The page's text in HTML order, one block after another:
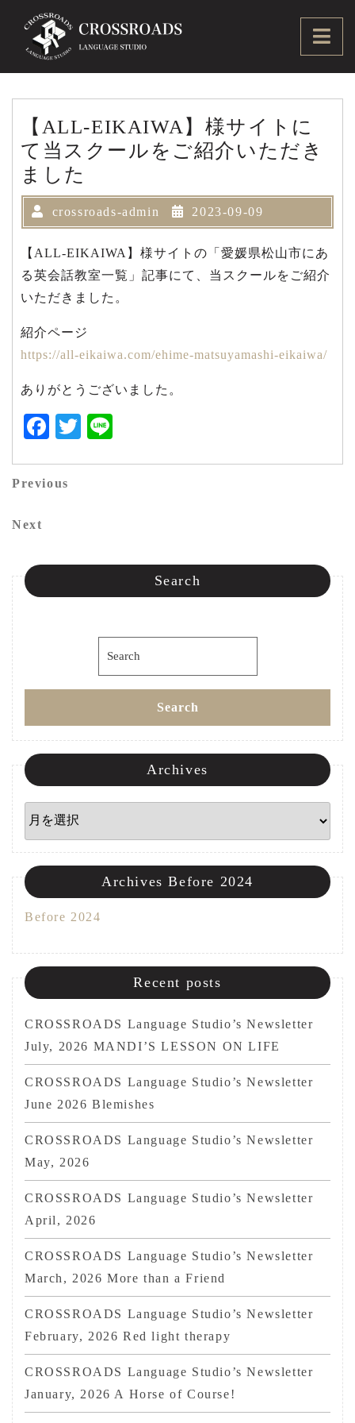
content
【ALL-EIKAIWA】様サイトに
て当スクールをご紹介いただき
ました
crossroads-admin 2023-09-09
【ALL-EIKAIWA】様サイトの「愛媛県松山市にあ
る英会話教室一覧」記事にて、当スクールをご紹介
いただきました。
紹介ページ
https://all-eikaiwa.com/ehime-matsuyamashi-eikaiwa/
ありがとうございました。
Facebook
Twitter
投
稿
ビ
ゲ
ー
シ
ョ
ン
Previous
Previous
Next
Next
Search
for:
Search
Archives
Archives
Archives Before 2024
Before 2024
Recent posts
CROSSROADS Language Studio’s Newsletter
July, 2026 MANDI’S LESSON ON LIFE
CROSSROADS Language Studio’s Newsletter
June 2026 Blemishes
CROSSROADS Language Studio’s Newsletter
May, 2026
CROSSROADS Language Studio’s Newsletter
April, 2026
CROSSROADS Language Studio’s Newsletter
March, 2026 More than a Friend
CROSSROADS Language Studio’s Newsletter
February, 2026 Red light therapy
CROSSROADS Language Studio’s Newsletter
January, 2026 A Horse of Course!